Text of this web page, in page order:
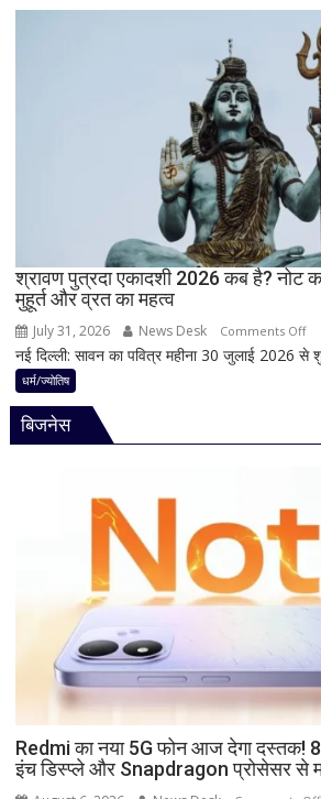
है
श्रावण पुत्रदा एकादशी 2026 कब है? नोट
मुहूर्त और व्रत का महत्व
July 31, 2026 News Desk Comments Offon
कर
और
का
नई दिल्ली: सावन का पवित्र महीना 30 जुलाई 2026
धर्म/ज्योतिष
बिजनेस
Redmi का नया 5G फोन आज देगा दस्तक!
इंच डिस्प्ले और Snapdragon प्रोसेसर से